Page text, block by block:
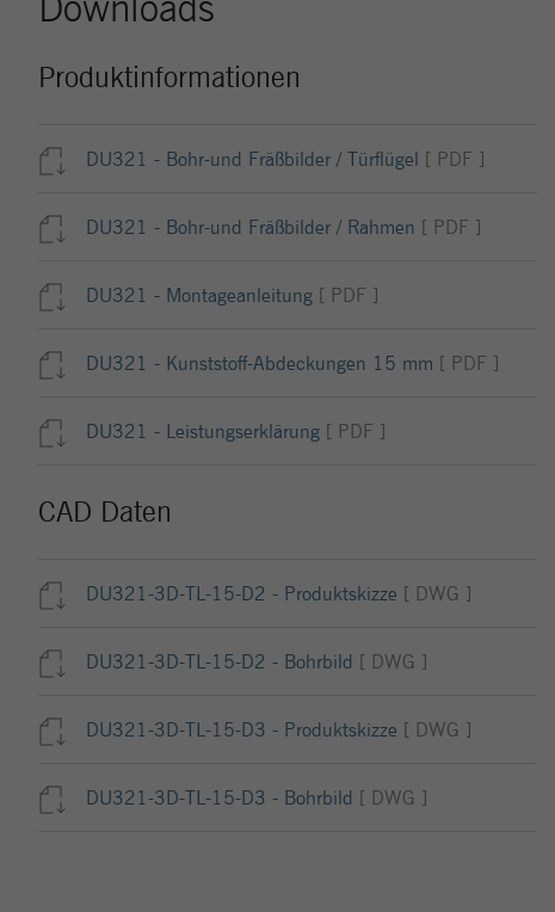
Produktinformationen
DU321 - Bohr-und Fräßbilder / Türflügel [ PDF ]
DU321 - Bohr-und Fräßbilder / Rahmen [ PDF ]
DU321 - Montageanleitung [ PDF ]
DU321 - Kunststoff-Abdeckungen 15 mm [ PDF ]
DU321 - Leistungserklärung [ PDF ]
CAD Daten
DU321-3D-TL-15-D2 - Produktskizze [ DWG ]
DU321-3D-TL-15-D2 - Bohrbild [ DWG ]
DU321-3D-TL-15-D3 - Produktskizze [ DWG ]
DU321-3D-TL-15-D3 - Bohrbild [ DWG ]